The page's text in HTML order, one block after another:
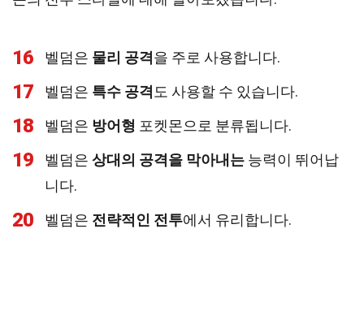
16 벨덤은 물리 공격을 주로 사용합니다.
17 벨덤은 특수 공격 도 사용할 수 있습니다.
18 벨덤은 방어형 포켓몬으로 분류됩니다.
19 벨덤은 상대의 공격을 막아내는 능력이 뛰어납
니다.
20 벨덤은 전략적인 전투에서 유리합니다.